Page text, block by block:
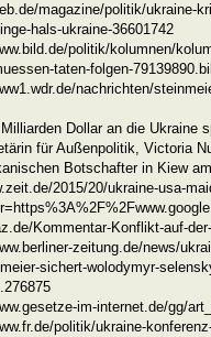
magazine/politik/ukraine-
hals-ukraine-36601742
politik/kolumnen/
taten-folgen-
nachrichten/
Dollar an die Ukraine
für Außenpolitik, Victoria
Botschafter in Kiew
2015/20/ukraine-usa-
Kommentar-Konflikt-auf-
zeitung.de/news/
sichert-wolodymyr-
im-internet.de/gg/
politik/ukraine-